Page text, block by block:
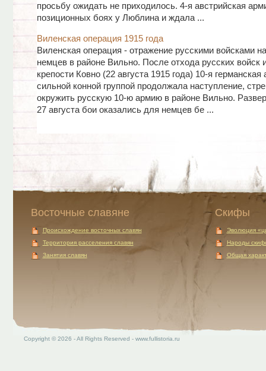
просьбу ожидать не приходилось. 4-я австрийская
позиционных боях у Люблина и ждала ...
Виленская операция 1915 года
Виленская операция - отражение русскими войсками
немцев в районе Вильно. После отхода русских войск
крепости Ковно (22 августа 1915 года) 10-я германская
сильной конной группой продолжала наступление,
окружить русскую 10-ю армию в районе Вильно.
27 августа бои оказались для немцев бе ...
Восточные славяне
Происхождение восточных славян
Территория расселения славян
Занятия славян
Скифы
Эволюция
Народы
Общая
Copyright © 2026 - All Rights Reserved - www.fullistoria.ru